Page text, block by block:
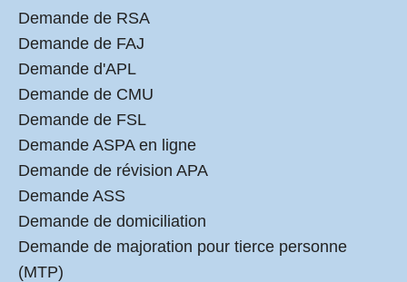
Demande de RSA
Demande de FAJ
Demande d'APL
Demande de CMU
Demande de FSL
Demande ASPA en ligne
Demande de révision APA
Demande ASS
Demande de domiciliation
Demande de majoration pour tierce personne
(MTP)